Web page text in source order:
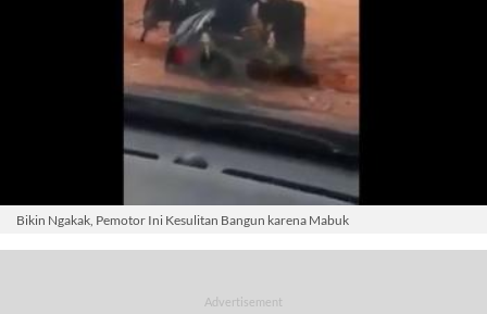
Bikin Ngakak, Pemotor Ini Kesulitan Bangun karena Mabuk